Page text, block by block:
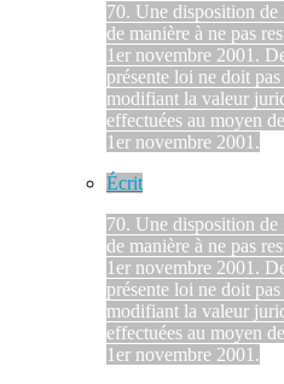
70. Une disposition de
de manière à ne pas
1er novembre 2001.
présente loi ne doit
modifiant la valeur
effectuées au moyen
1er novembre 2001.
Écrit
70. Une disposition de
de manière à ne pas
1er novembre 2001.
présente loi ne doit
modifiant la valeur
effectuées au moyen
1er novembre 2001.